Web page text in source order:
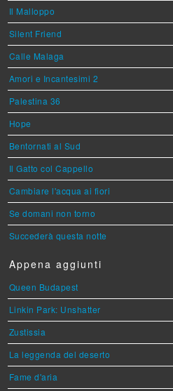
Il Malloppo
Silent Friend
Calle Malaga
Amori e Incantesimi 2
Palestina 36
Hope
Bentornati al Sud
Il Gatto col Cappello
Cambiare l'acqua ai fiori
Se domani non torno
Succederà questa notte
Appena aggiunti
Queen Budapest
Linkin Park: Unshatter
Zustissia
La leggenda del deserto
Fame d'aria